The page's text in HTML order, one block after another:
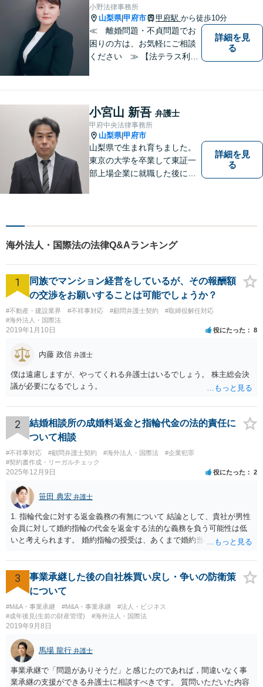
来を見据えた適切なソリュー
ションをご提案いたします。
小野法律事務所
山梨県|甲府市 甲府駅 から徒歩10分
≪ 離婚問題・不貞問題でお
困りの方は、お気軽にご相談
ください ≫ 【法テラス利用
護士には、守秘義務がありま
すので、ご安心してご相談を
いただければと思います。
詳細を見
る
小宮山 新吾 弁護士
甲府中央法律事務所
山梨県|甲府市
山梨県で生まれ育ちました。
東京の大学を卒業して東証一
部上場企業に就職した後に司
に弁護士登録した後は、山梨
り扱ってきました。
詳細を見
る
海外法人・国際法の法律Q&Aランキング
1
同族でマンション経営をしているが、その報酬額
の交渉をお願いすることは可能でしょうか？
#不動産・建設業界 #不祥事対応 #顧問弁護士契約
#取締役解任対応
#海外法人・国際法
2019年1月10日 役にたった 8
内藤 政信 弁護士
僕は遠慮しますが、やってくれる弁護士はいるでしょう。 株主総会決
議が必要になるでしょう。
2
結婚相談所の成婚料返金と指輪代金の法的責任に
ついて相談
#不祥事対応 #顧問弁護士契約 #海外法人・国際法
#企業犯罪
#契約書作成・リーガルチェック
2025年12月9日 役にたった 2
笹田 典宏 弁護士
1. 指輪代金に対する返金義務の有無について 結論として、貴社が男性
会員に対して婚約指輪の代金を返金する法的な義務を負う可能性は低
いと考えられます。 婚約指輪の授受は、あくまで婚約当事者である男
貴社は、その贈与契約の当事者ではありません。したがって、仮に女
性が返金義務を負う場合であっても、貴社が返金義務を負う法的根拠
は見当たりません。 また、国際結婚の仲介契約に関する裁判例では、
会員の個人的な理由による破談で追加的に発生した費用は会員自身が
負担すべきであり、仲介業者に責任がない限り、成婚料の支払いを拒
絶することはできないと判断されています。この裁判例は、仲介業者
を示唆しており、本件でも同様に、指輪の返還が貴社の責任範囲外の
問題であると主張する上で参考になります。 2. 今後の対応について
相手方代理人に対し、内容証明郵便などで書面にて貴社の見解を明確
に伝えることが重要です。その書面には、以下の内容を盛り込むこと
3
事業承継した後の自社株買い戻し・争いの防衛策
について
#M&A・事業承継 #M&A・事業承継
#法人・ビジネス
#成年後見(生前の財産管理)
#海外法人・国際法
2019年9月8日
馬場 龍行 弁護士
事業承継で「問題がありそうだ」と感じたのであれば，間違いなく事
業承継の支援ができる弁護士に相談すべきです。 質問いただいた内容